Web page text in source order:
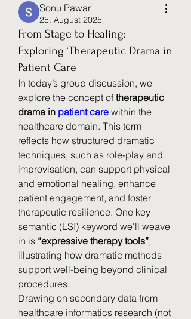
Sonu Pawar
25. August 2025
From Stage to Healing:
Exploring ‘Therapeutic Drama in
Patient Care
In today’s group discussion, we
explore the concept of therapeutic
drama in patient care within the
healthcare domain. This term
reflects how structured dramatic
techniques, such as role-play and
improvisation, can support physical
and emotional healing, enhance
patient engagement, and foster
therapeutic resilience. One key
semantic (LSI) keyword we'll weave
in is “expressive therapy tools”,
illustrating how dramatic methods
support well-being beyond clinical
procedures.
Drawing on secondary data from
healthcare informatics research (not